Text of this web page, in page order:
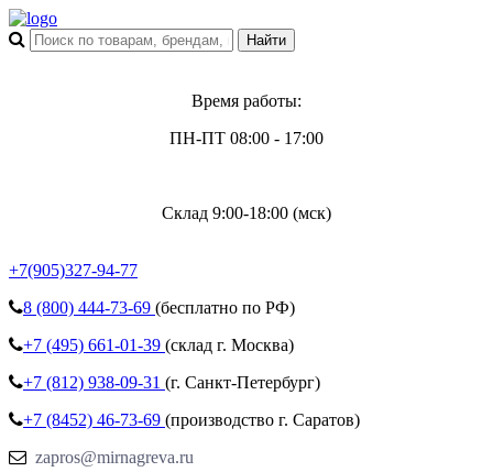
Время работы:
ПН-ПТ 08:00 - 17:00
Склад 9:00-18:00 (мск)
+7(905)327-94-77
8 (800) 444-73-69 (бесплатно по РФ)
+7 (495) 661-01-39 (склад г. Москва)
+7 (812) 938-09-31 (г. Санкт-Петербург)
+7 (8452) 46-73-69 (производство г. Саратов)
zapros@mirnagreva.ru